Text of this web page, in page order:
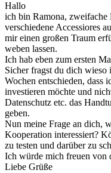
Hallo
ich bin Ramona, zweifache
verschiedene Accessiores
mir einen großen Traum
weben lassen.
Ich hab eben zum ersten
Sicher fragst du dich wieso
Wochen entschieden, dass
investieren möchte und
Datenschutz etc. das
geben.
Nun meine Frage an dich,
Kooperation interessiert?
zu testen und darüber zu
Ich würde mich freuen von
Liebe Grüße